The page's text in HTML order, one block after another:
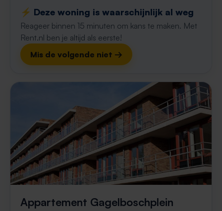
⚡️ Deze woning is waarschijnlijk al weg
Reageer binnen 15 minuten om kans te maken. Met
Rent.nl ben je altijd als eerste!
Mis de volgende niet →
Appartement Gagelboschplein